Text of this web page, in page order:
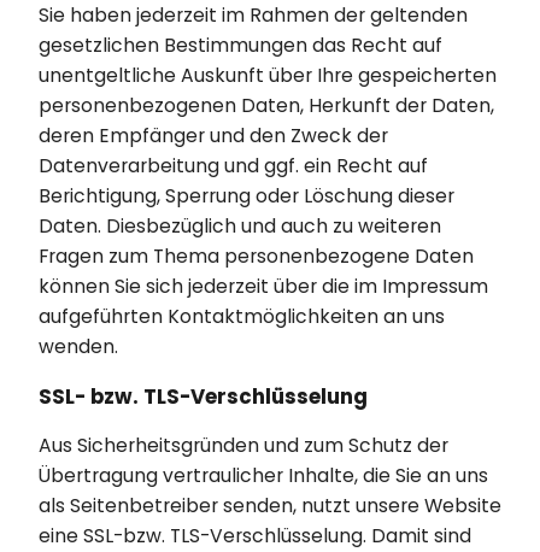
Sie haben jederzeit im Rahmen der geltenden
gesetzlichen Bestimmungen das Recht auf
unentgeltliche Auskunft über Ihre gespeicherten
personenbezogenen Daten, Herkunft der Daten,
deren Empfänger und den Zweck der
Datenverarbeitung und ggf. ein Recht auf
Berichtigung, Sperrung oder Löschung dieser
Daten. Diesbezüglich und auch zu weiteren
Fragen zum Thema personenbezogene Daten
können Sie sich jederzeit über die im Impressum
aufgeführten Kontaktmöglichkeiten an uns
wenden.
SSL- bzw. TLS-Verschlüsselung
Aus Sicherheitsgründen und zum Schutz der
Übertragung vertraulicher Inhalte, die Sie an uns
als Seitenbetreiber senden, nutzt unsere Website
eine SSL-bzw. TLS-Verschlüsselung. Damit sind